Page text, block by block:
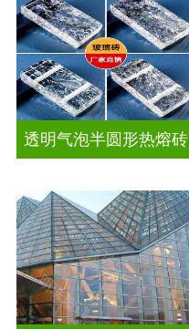
透明气泡半圆形热熔砖